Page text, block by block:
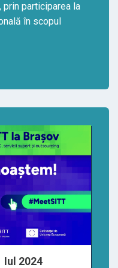
prin participarea la
în scopul
Iul 2024